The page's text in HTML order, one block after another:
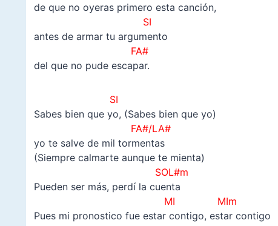
de que no oyeras primero esta canción,
SI
antes de armar tu argumento
FA#
del que no pude escapar.
SI
Sabes bien que yo, (Sabes bien que yo)
FA#/LA#
yo te salve de mil tormentas
(Siempre calmarte aunque te mienta)
SOL#m
Pueden ser más, perdí la cuenta
MI MIm
Pues mi pronostico fue estar contigo, estar contigo